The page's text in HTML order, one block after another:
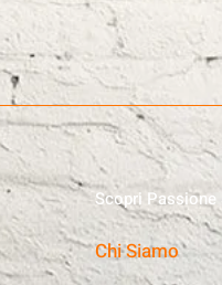
Scopri Passione
Chi Siamo